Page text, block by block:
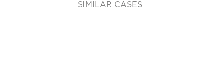
SIMILAR CASES